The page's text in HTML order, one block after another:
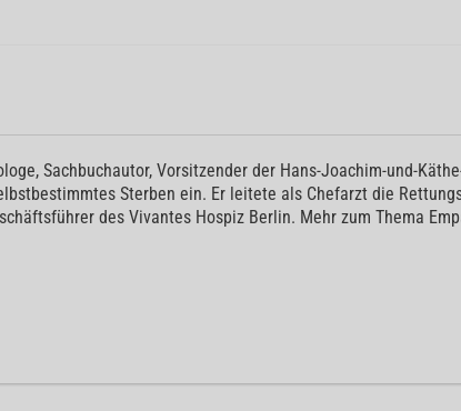
Sachbuchautor, Vorsitzender der Hans-Joachim-und-
Sterben ein. Er leitete als Chefarzt die
des Vivantes Hospiz Berlin. Mehr zum Thema